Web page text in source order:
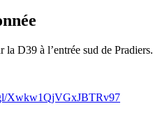
D39 à l’entrée sud de Pradiers.
Xwkw1QjVGxJBTRv97